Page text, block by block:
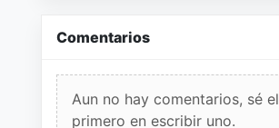
Comentarios
Aun no hay comentarios, sé el
primero en escribir uno.